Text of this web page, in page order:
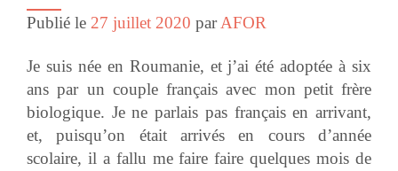
Publié le 27 juillet 2020 parAFOR
Je suis née en Roumanie, et j’ai été adoptée à six
ans par un couple français avec mon petit frère
biologique. Je ne parlais pas français en arrivant,
et, puisqu’on était arrivés en cours d’année
scolaire, il a fallu me faire faire quelques mois de